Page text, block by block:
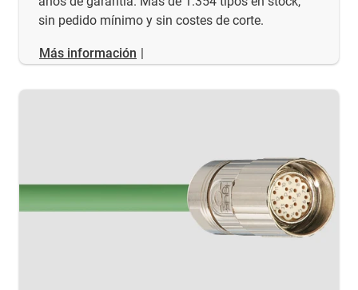
sin pedido mínimo y sin costes de corte.
Más información |